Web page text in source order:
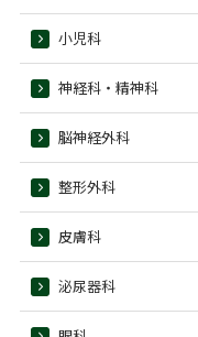
小児科
神経科・精神科
脳神経外科
整形外科
皮膚科
泌尿器科